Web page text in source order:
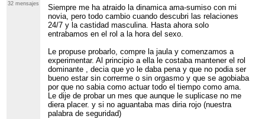
32 mensajes
Siempre me ha atraido la dinamica ama-sumiso con mi
novia, pero todo cambio cuando descubri las relaciones
24/7 y la castidad masculina. Hasta ahora solo
entrabamos en el rol a la hora del sexo.
Le propuse probarlo, compre la jaula y comenzamos a
experimentar. Al principio a ella le costaba mantener el rol
dominante , decia que yo le daba pena y que no podia ser
bueno estar sin correrme o sin orgasmo y que se agobiaba
por que no sabia como actuar todo el tiempo como ama.
Le dije de probar un mes que aunque le suplicase no me
diera placer. y si no aguantaba mas diria rojo (nuestra
palabra de seguridad)